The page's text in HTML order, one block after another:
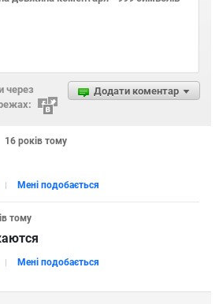
Додати коментар
через
16 років тому
Мені подобається
тому
Мені подобається